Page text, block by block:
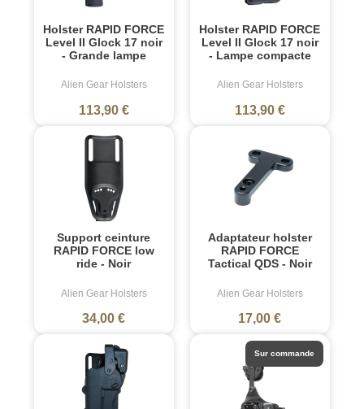
Holster RAPID FORCE
Level II Glock 17 noir
- Grande lampe
Alien Gear Holsters
113,90 €
Holster RAPID FORCE
Level II Glock 17 noir
- Lampe compacte
Alien Gear Holsters
113,90 €
Support ceinture
RAPID FORCE low
ride - Noir
Alien Gear Holsters
34,00 €
Adaptateur holster
RAPID FORCE
Tactical QDS - Noir
Alien Gear Holsters
17,00 €
Sur commande